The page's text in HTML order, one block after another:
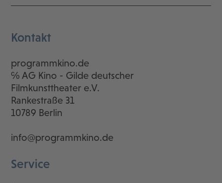
Kontakt
programmkino.de
℅ AG Kino - Gilde deutscher
Filmkunsttheater e.V.
Rankestraße 31
10789 Berlin
info@programmkino.de
Service